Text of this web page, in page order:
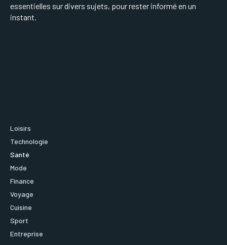
essentielles sur divers sujets, pour rester informé en un
instant.
Loisirs
Technologie
Santé
Mode
Finance
Voyage
Cuisine
Sport
Entreprise